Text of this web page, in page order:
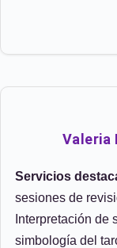
Valeria
Servicios
sesiones de
Interpretación de
simbología del